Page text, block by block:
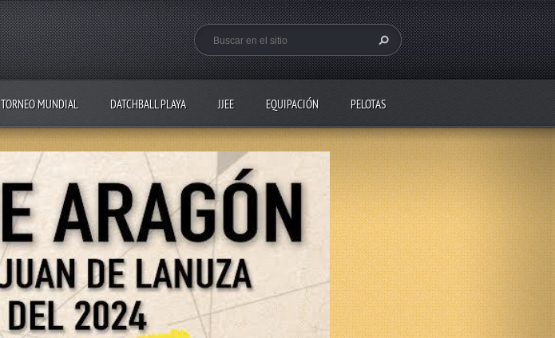
TORNEO MUNDIAL DATCHBALL PLAYA JJEE EQUIPACIÓN PELOTAS